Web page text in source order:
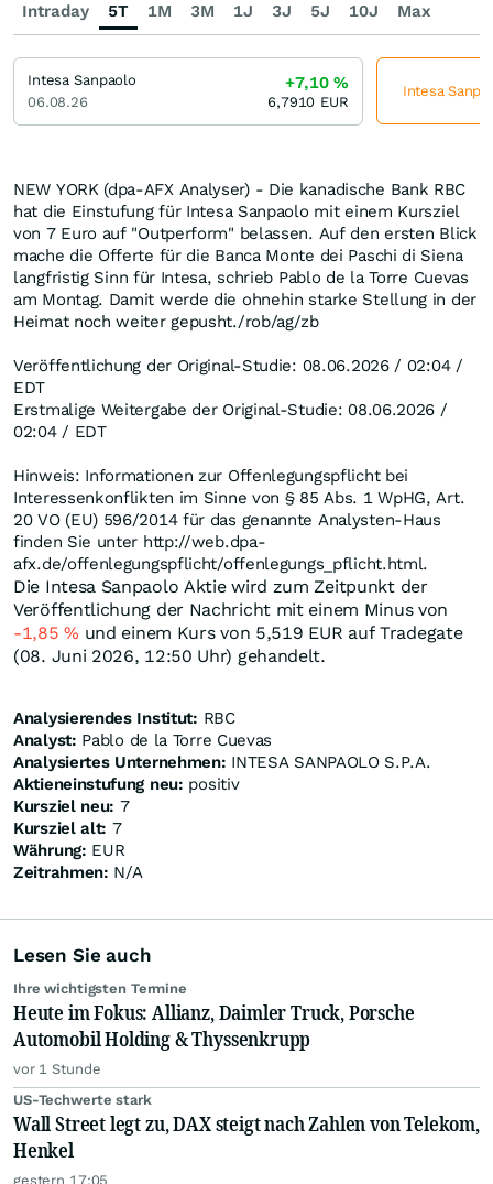
NEW YORK (dpa-AFX Analyser) - Die kanadische Bank RBC
hat die Einstufung für Intesa Sanpaolo mit einem Kursziel
von 7 Euro auf "Outperform" belassen. Auf den ersten Blick
mache die Offerte für die Banca Monte dei Paschi di Siena
langfristig Sinn für Intesa, schrieb Pablo de la Torre Cuevas
am Montag. Damit werde die ohnehin starke Stellung in der
Heimat noch weiter gepusht./rob/ag/zb
Veröffentlichung der Original-Studie: 08.06.2026 / 02:04 /
EDT
Erstmalige Weitergabe der Original-Studie: 08.06.2026 /
02:04 / EDT
Hinweis: Informationen zur Offenlegungspflicht bei
Interessenkonflikten im Sinne von § 85 Abs. 1 WpHG, Art.
20 VO (EU) 596/2014 für das genannte Analysten-Haus
finden Sie unter http://web.dpa-
afx.de/offenlegungspflicht/offenlegungs_pflicht.html.
Die Intesa Sanpaolo Aktie wird zum Zeitpunkt der
Veröffentlichung der Nachricht mit einem Minus von
-1,85% und einem Kurs von 5,519 EUR auf Tradegate
(08. Juni 2026, 12:50 Uhr) gehandelt.
Analysierendes Institut: RBC
Analyst: Pablo de la Torre Cuevas
Analysiertes Unternehmen: INTESA SANPAOLO S.P.A.
Aktieneinstufung neu: positiv
Kursziel neu: 7
Kursziel alt: 7
Währung: EUR
Zeitrahmen: N/A
Lesen Sie auch
Ihre wichtigsten Termine
Heute im Fokus: Allianz, Daimler Truck, Porsche
Automobil Holding & Thyssenkrupp
vor 1 Stunde
US-Techwerte stark
Wall Street legt zu, DAX steigt nach Zahlen von Telekom,
Henkel
gestern 17:05
Intraday 5T 1M 3M 1J 3J 5J 10J Max
Intesa Sanpaolo
06.08.26
+7,10%
6,7910 EUR
Intesa